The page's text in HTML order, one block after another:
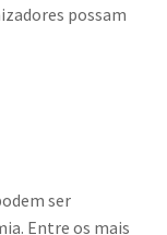
possam
ser
Entre os mais